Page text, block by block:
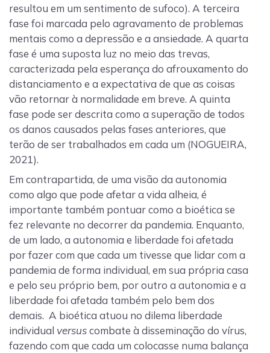
resultou em um sentimento de sufoco). A terceira
fase foi marcada pelo agravamento de problemas
mentais como a depressão e a ansiedade. A quarta
fase é uma suposta luz no meio das trevas,
caracterizada pela esperança do afrouxamento do
distanciamento e a expectativa de que as coisas
vão retornar à normalidade em breve. A quinta
fase pode ser descrita como a superação de todos
os danos causados pelas fases anteriores, que
terão de ser trabalhados em cada um (NOGUEIRA,
2021).
Em contrapartida, de uma visão da autonomia
como algo que pode afetar a vida alheia, é
importante também pontuar como a bioética se
fez relevante no decorrer da pandemia. Enquanto,
de um lado, a autonomia e liberdade foi afetada
por fazer com que cada um tivesse que lidar com a
pandemia de forma individual, em sua própria casa
e pelo seu próprio bem, por outro a autonomia e a
liberdade foi afetada também pelo bem dos
demais. A bioética atuou no dilema liberdade
individual versuscombate à disseminação do vírus,
fazendo com que cada um colocasse numa balança